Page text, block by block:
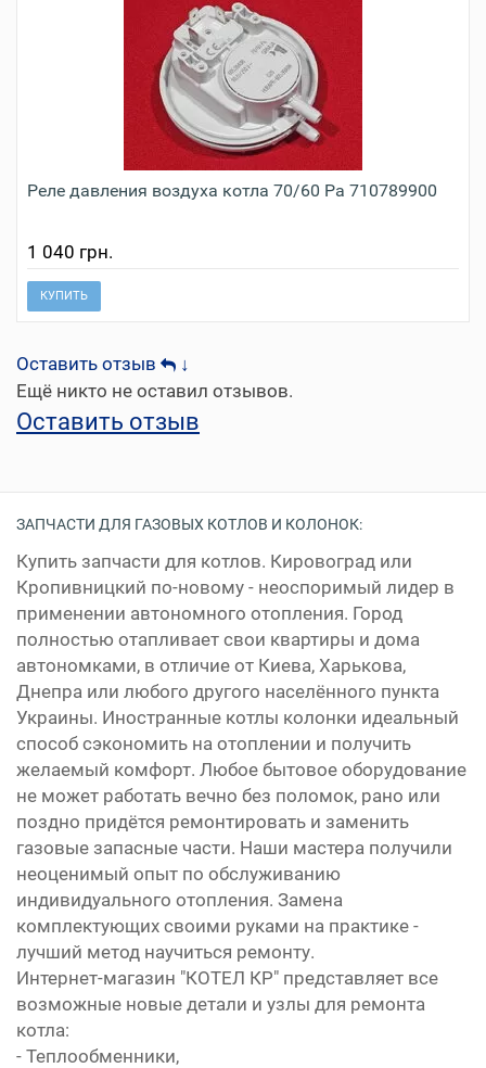
Реле давления воздуха котла 70/60 Pa 710789900
1 040 грн.
КУПИТЬ
Оставить отзыв
↓
Ещё никто не оставил отзывов.
Оставить отзыв
ЗАПЧАСТИ ДЛЯ ГАЗОВЫХ КОТЛОВ И КОЛОНОК:
Купить запчасти для котлов. Кировоград или
Кропивницкий по-новому - неоспоримый лидер в
применении автономного отопления. Город
полностью отапливает свои квартиры и дома
автономками, в отличие от Киева, Харькова,
Днепра или любого другого населённого пункта
Украины. Иностранные котлы колонки идеальный
способ сэкономить на отоплении и получить
желаемый комфорт. Любое бытовое оборудование
не может работать вечно без поломок, рано или
поздно придётся ремонтировать и заменить
газовые запасные части. Наши мастера получили
неоценимый опыт по обслуживанию
индивидуального отопления. Замена
комплектующих своими руками на практике -
лучший метод научиться ремонту.
Интернет-магазин "КОТЕЛ КР" представляет все
возможные новые детали и узлы для ремонта
котла:
- Теплообменники,